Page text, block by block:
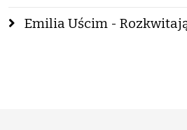
Emilia Uścim -